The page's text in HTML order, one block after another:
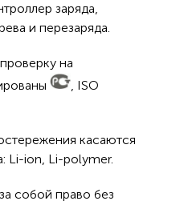
заряда,
и перезаряда.
на
, ISO
касаются
Li-ion, Li-polymer.
собой право без